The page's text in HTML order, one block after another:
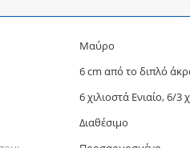
Μαύρο
6 cm από το διπλό
6 χιλιοστά Ενιαίο, 6/3
Διαθέσιμο